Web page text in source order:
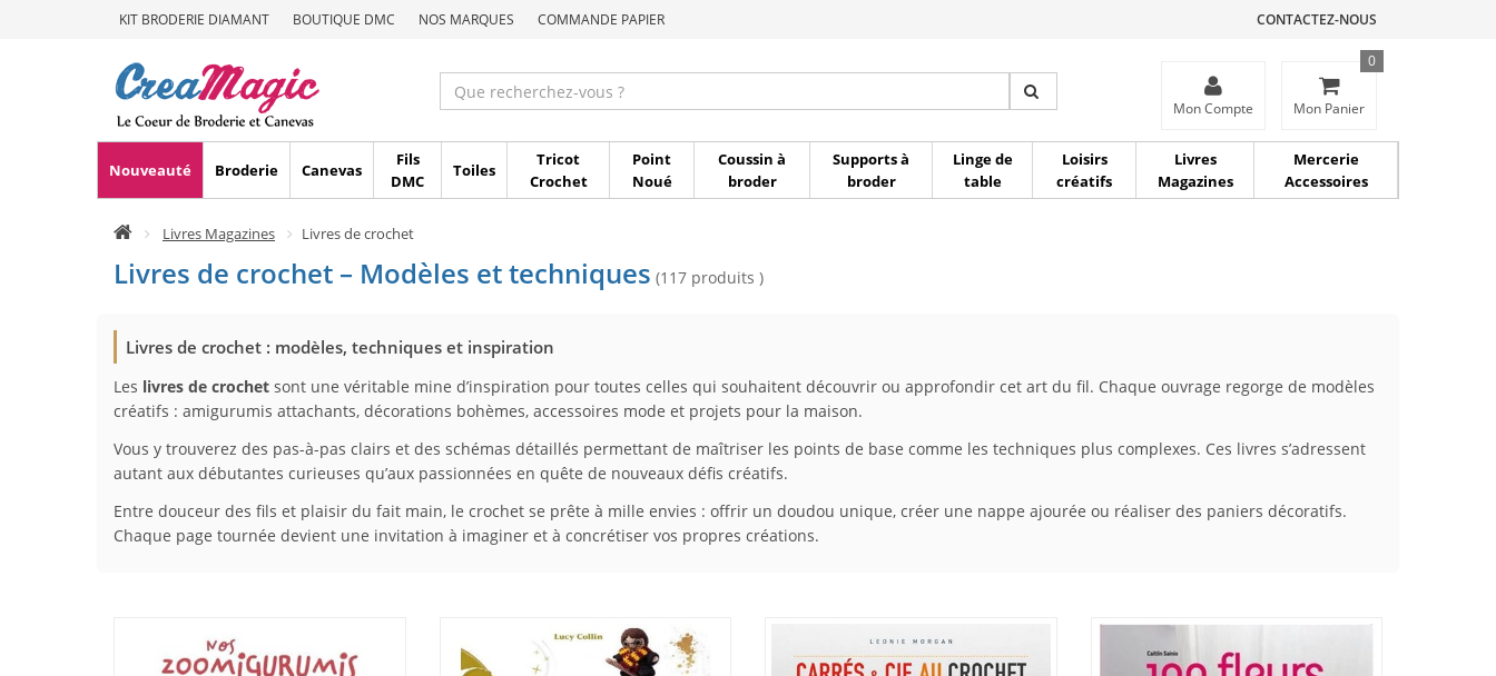
KIT BRODERIE DIAMANT BOUTIQUE DMC NOS MARQUES COMMANDE PAPIER CONTACTEZ-NOUS
Mon Compte Mon Panier
0
Nouveauté Broderie Canevas
Fils
DMC
Toiles
Tricot
Crochet
Point
Noué
Coussin à
broder
Supports à
broder
Linge de
table
Loisirs
créatifs
Livres
Magazines
Mercerie
Accessoires
Livres Magazines Livres de crochet
Livres de crochet – Modèles et techniques (117 produits )
Livres de crochet : modèles, techniques et inspiration
Les livres de crochet sont une véritable mine d’inspiration pour toutes celles qui souhaitent découvrir ou approfondir cet art du fil. Chaque ouvrage regorge de modèles
créatifs : amigurumis attachants, décorations bohèmes, accessoires mode et projets pour la maison.
Vous y trouverez des pas-à-pas clairs et des schémas détaillés permettant de maîtriser les points de base comme les techniques plus complexes. Ces livres s’adressent
autant aux débutantes curieuses qu’aux passionnées en quête de nouveaux défis créatifs.
Entre douceur des fils et plaisir du fait main, le crochet se prête à mille envies : offrir un doudou unique, créer une nappe ajourée ou réaliser des paniers décoratifs.
Chaque page tournée devient une invitation à imaginer et à concrétiser vos propres créations.